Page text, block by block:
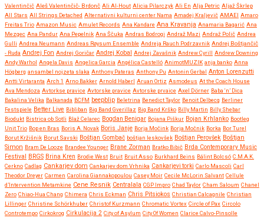
Valentinčič Aleš Valentinčič- Brdonč Ali Al-Hout Alicia Pilarczyk Ali En Alja Petric Aljaž Škrlep
All Stars All Strings Detached Alternativni kulturni center Nama Amadej Kraljevič AMAEI Amaro
Freitas Trio Amazon Music Amulet Records Ana Kandare Ana Kravanja Anamaria Bagarić Ana
Mezgec Ana Pandur Ana Pepelnik Ana Ščuka Andras Bodrogi Andraž Mazi Andraž Polič Andrea
Gulli Andrea Neumann Andreas Røysum Ensemble Andreja Rauch Podrzavnik Andrej Boštjančič
- Ruda Andrej Fon Andrej Goričar Andrej Kobal Andrej Zavašnik Andrew Cyrill Andrew Downing
Andy Warhol Angela Davis Angelica Garcia Angélica Castelló AnimotMUZIK anja banko Anna
Högberg ansambel nojzeta slaka Anthony Pateras Anthony Pu Antonin Gerbal Anton Lorenzutti
Antti Virtaranta Arch 1 Arno Bakker Arnold Haberl Aruan Ortiz Asmodeus At the Coach House
Ava Mendoza Avtorkse pravice Avtorske pravice Avtorske prvaice Axel Dörner Baba ‘n’ Dica
Bakalina Velika Balkanada BCFM beepblip Beletrina Benedict Taylor Benoit Delbecq Berliner
Festspiele Better Live Bibliban Big Band Gverillaz Big Band Krško Billy Martin Billy Shebar
Biodukt Bistrica ob Sotli Blaž Celarec Bogdan Benigar Bojana Piškur Bojan Krhlanko Bootleg
Unit Trio Bop en Bras Boris A. Novak Boris Janje Borja Močink Borja Močnik Borka Bor Turel
Borut Kržišnik Borut Savski Boštjan Gombač boštjan leskovšek Boštjan Perovšek Boštjan
Simon Bram De Looze Brandee Younger Brane Zorman Bratko Bibič Brda Contemporary Music
Festival
BRGS Brina Kren Brodie West Bruit Bruit Asso Burkhard Beins Bálint Bolcsó C.M.A.K.
Cerkno Cadlag Cankarjev dom Cankarjev dom Vrhnika Cankarjevi torki Carlo Mascoli Carl
Theodor Dreyer Carmen Carolina Giannakopoulou Casey Moir Cecile McLorin Salvant Cellule
d’Intervention Metamkine Cene Resnik Centralala CGP Impro Chad Taylor Cham Saloum Chanel
Zero Chiao-Hua Chang Chimera Chris Eckman Chris Pitsiokos Christian Calcagnile Christian
Lillinger Christine Schörkhuber Christof Kurzmann Chromatic Vortex Circle of Pax Circolo
Controtempo Cirkokrog Cirkulacija 2 City of Asylum City Of Women Clarice Calvo-Pinsolle